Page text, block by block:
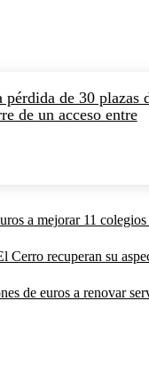
de 30 plazas
de un acceso entre
a mejorar 11
Cerro recuperan su
de euros a renovar